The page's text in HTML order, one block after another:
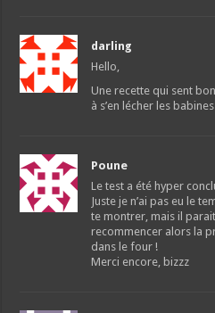
darling
Hello,
Une recette qui sent
à s’en lécher les
Poune
Le test a été hyper
Juste je n’ai pas eu le
te montrer, mais il
recommencer alors la
dans le four !
Merci encore, bizzz